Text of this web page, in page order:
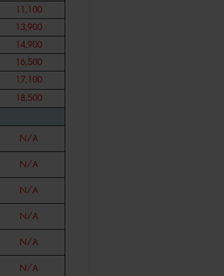
11,100
13,900
14,900
16,500
17,100
18,500
N/A
N/A
N/A
N/A
N/A
N/A